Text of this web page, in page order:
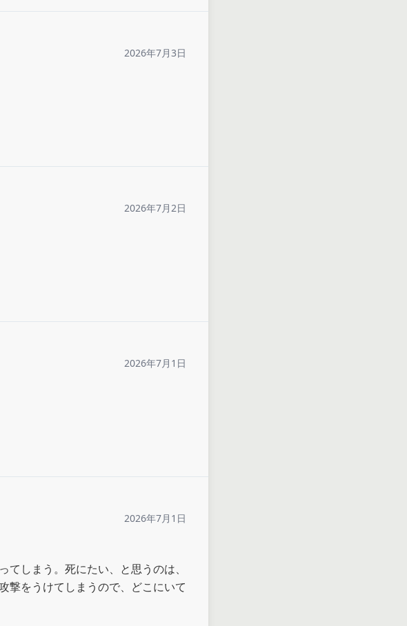
2026年7月3日
2026年7月2日
2026年7月1日
2026年7月1日
しまう。死にたい、と思うのは、
撃をうけてしまうので、どこにいて